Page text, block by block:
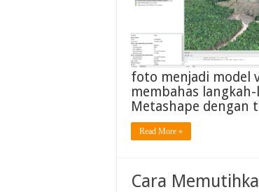
foto menjadi model
membahas
Metashape dengan
Read More »
Cara